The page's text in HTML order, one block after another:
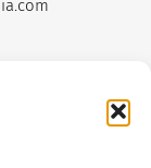
.com